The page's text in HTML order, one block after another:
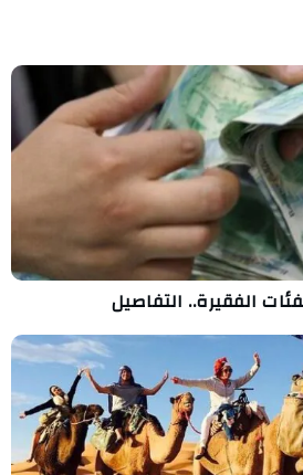
الفقيرة.. التفاصيل